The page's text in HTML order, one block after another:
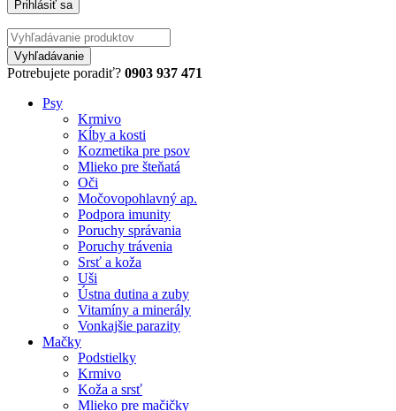
Potrebujete poradiť? 0903 937 471
Psy
Krmivo
Kĺby a kosti
Kozmetika pre psov
Mlieko pre šteňatá
Oči
Močovopohlavný ap.
Podpora imunity
Poruchy správania
Poruchy trávenia
Srsť a koža
Uši
Ústna dutina a zuby
Vitamíny a minerály
Vonkajšie parazity
Mačky
Podstielky
Krmivo
Koža a srsť
Mlieko pre mačičky